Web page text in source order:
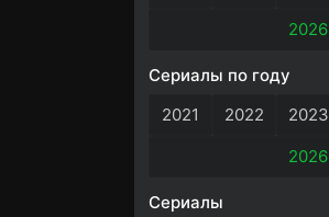
2026
Сериалы по году
2021
2022 2023
2026
Сериалы